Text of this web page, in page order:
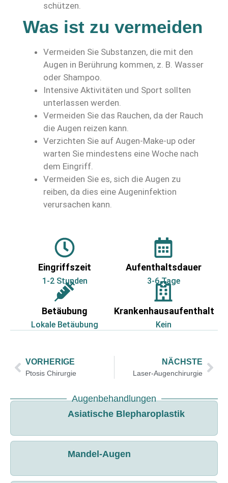
schützen.
Was ist zu vermeiden
Vermeiden Sie Substanzen, die mit den
Augen in Berührung kommen, z. B. Wasser
oder Shampoo.
Intensive Aktivitäten und Sport sollten
unterlassen werden.
Vermeiden Sie das Rauchen, da der Rauch
die Augen reizen kann.
Verzichten Sie auf Augen-Make-up oder
warten Sie mindestens eine Woche nach
dem Eingriff.
Vermeiden Sie es, sich die Augen zu
reiben, da dies eine Augeninfektion
verursachen kann.
Eingriffszeit
1-2 Stunden
Aufenthaltsdauer
3-6 Tage
Betäubung
Lokale Betäubung
Krankenhausaufenthalt
Kein
VORHERIGE
Ptosis Chirurgie
NÄCHSTE
Laser-Augenchirurgie
Augenbehandlungen
Asiatische Blepharoplastik
Mandel-Augen